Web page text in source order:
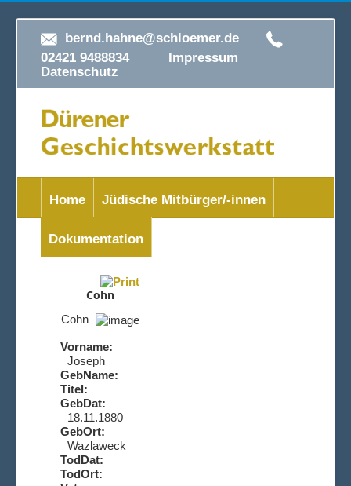
bernd.hahne@schloemer.de
02421 9488834 Impressum
Datenschutz
Home Jüdische Mitbürger/-innen
Dokumentation
Cohn
Cohn
Vorname:
Joseph
GebName:
Titel:
GebDat:
18.11.1880
GebOrt:
Wazlaweck
TodDat:
TodOrt: